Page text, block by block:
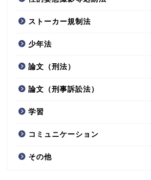
ストーカー規制法
少年法
論文（刑法）
論文（刑事訴訟法）
学習
コミュニケーション
その他